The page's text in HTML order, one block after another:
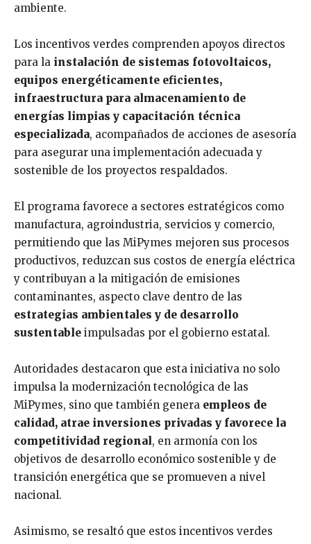
ambiente.
Los incentivos verdes comprenden apoyos directos
para la instalación de sistemas fotovoltaicos,
equipos energéticamente eficientes,
infraestructura para almacenamiento de
energías limpias y capacitación técnica
especializada, acompañados de acciones de asesoría
para asegurar una implementación adecuada y
sostenible de los proyectos respaldados.
El programa favorece a sectores estratégicos como
manufactura, agroindustria, servicios y comercio,
permitiendo que las MiPymes mejoren sus procesos
productivos, reduzcan sus costos de energía eléctrica
y contribuyan a la mitigación de emisiones
contaminantes, aspecto clave dentro de las
estrategias ambientales y de desarrollo
sustentable impulsadas por el gobierno estatal.
Autoridades destacaron que esta iniciativa no solo
impulsa la modernización tecnológica de las
MiPymes, sino que también genera empleos de
calidad, atrae inversiones privadas y favorece la
competitividad regional, en armonía con los
objetivos de desarrollo económico sostenible y de
transición energética que se promueven a nivel
nacional.
Asimismo, se resaltó que estos incentivos verdes